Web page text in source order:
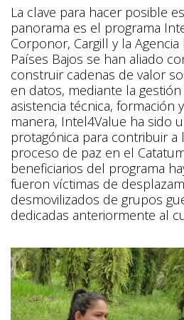
La clave para hacer posible
panorama es el programa
Corponor, Cargill y la
Países Bajos se han aliado
construir cadenas de valor
en datos, mediante la
asistencia técnica, formación
manera, Intel4Value ha sido
protagónica para contribuir a
proceso de paz en el
beneficiarios del programa
fueron víctimas de
desmovilizados de grupos
dedicadas anteriormente al